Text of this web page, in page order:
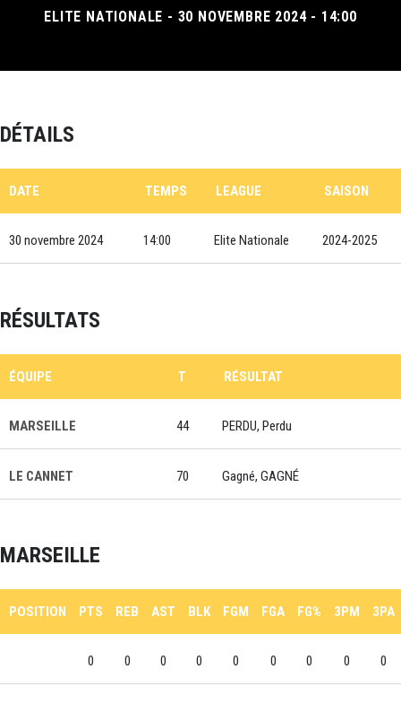
ELITE NATIONALE - 30 NOVEMBRE 2024 - 14:00
DÉTAILS
DATE TEMPS LEAGUE SAISON
30 novembre 2024 14:00 Elite Nationale 2024-2025
RÉSULTATS
ÉQUIPE T RÉSULTAT
MARSEILLE 44 PERDU, Perdu
LE CANNET 70 Gagné, GAGNÉ
MARSEILLE
POSITION PTS REB AST BLK FGM FGA FG% 3PM 3PA
0 0 0 0 0 0 0 0 0